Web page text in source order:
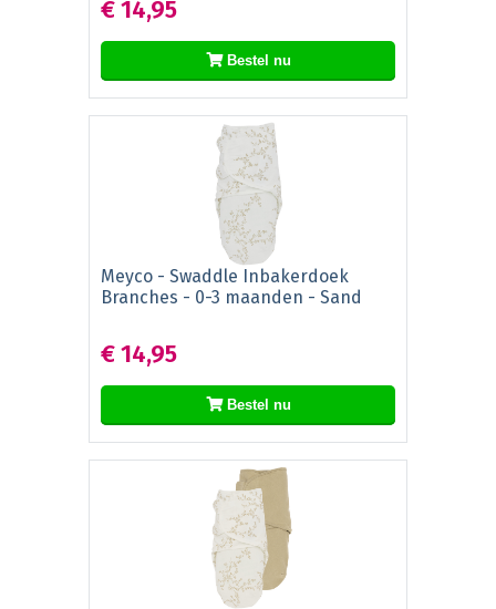
€ 14,95
Bestel nu
Meyco - Swaddle Inbakerdoek
Branches - 0-3 maanden - Sand
€ 14,95
Bestel nu